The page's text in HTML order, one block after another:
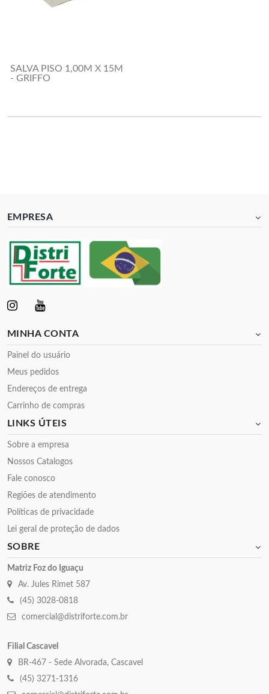
SALVA PISO 1,00M X 15M
- GRIFFO
EMPRESA
MINHA CONTA
Painel do usuário
Meus pedidos
Endereços de entrega
Carrinho de compras
LINKS ÚTEIS
Sobre a empresa
Nossos Catalogos
Fale conosco
Regiões de atendimento
Políticas de privacidade
Lei geral de proteção de dados
SOBRE
Matriz Foz do Iguaçu
Av. Jules Rimet 587
(45) 3028-0818
comercial@distriforte.com.br
Filial Cascavel
BR-467 - Sede Alvorada, Cascavel
(45) 3271-1316